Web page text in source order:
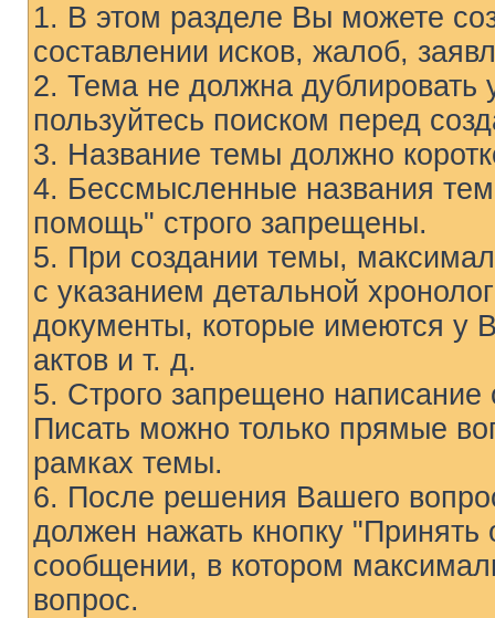
1. В этом разделе Вы можете
составлении исков, жалоб,
2. Тема не должна
пользуйтесь поиском перед
3. Название темы должно
4. Бессмысленные названия
помощь" строго запрещены.
5. При создании темы,
с указанием детальной
документы, которые имеются у
актов и т. д.
5. Строго запрещено
Писать можно только прямые
рамках темы.
6. После решения Вашего
должен нажать кнопку "Принять
сообщении, в котором
вопрос.